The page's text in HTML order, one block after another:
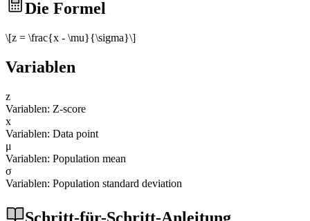
Die Formel
\[z = \frac{x - \mu}{\sigma}\]
Variablen
z
Variablen: Z-score
x
Variablen: Data point
μ
Variablen: Population mean
σ
Variablen: Population standard deviation
Schritt-für-Schritt-Anleitung